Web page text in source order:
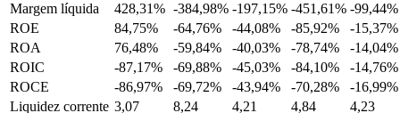
Margem líquida
428,31% -384,98% -197,15% -451,61% -99,44%
ROE
84,75% -64,76% -44,08% -85,92%
-15,37%
ROA
76,48% -59,84% -40,03% -78,74%
-14,04%
ROIC
-87,17% -69,88% -45,03% -84,10%
-14,76%
ROCE
-86,97% -69,72% -43,94% -70,28%
-16,99%
Liquidez corrente 3,07 8,24 4,21 4,84
4,23